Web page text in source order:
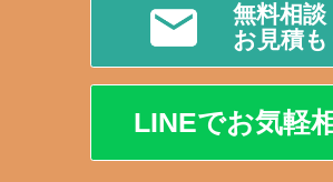
無料相談
お見積も
LINEでお気軽